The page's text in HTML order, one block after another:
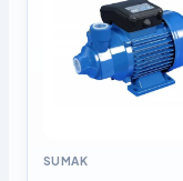
SUMAK